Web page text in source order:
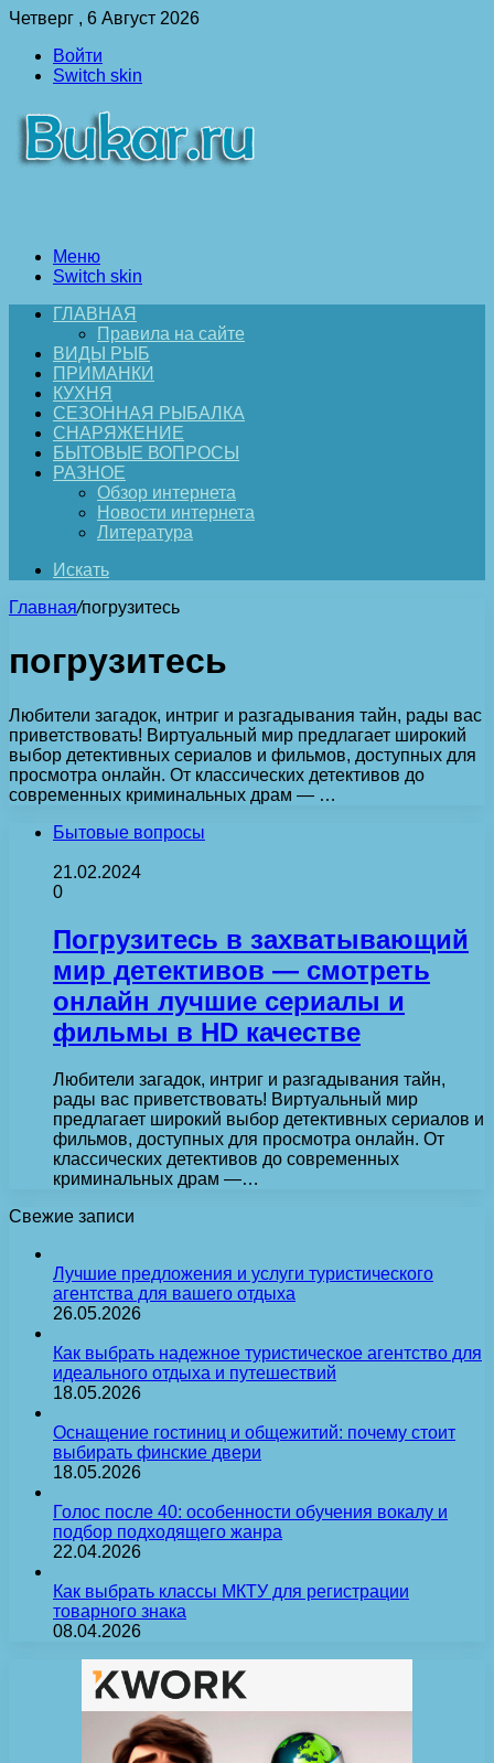
Четверг , 6 Август 2026
Войти
Switch skin
Меню
Switch skin
ГЛАВНАЯ
Правила на сайте
ВИДЫ РЫБ
ПРИМАНКИ
КУХНЯ
СЕЗОННАЯ РЫБАЛКА
СНАРЯЖЕНИЕ
БЫТОВЫЕ ВОПРОСЫ
РАЗНОЕ
Обзор интернета
Новости интернета
Литература
Искать
Главная/погрузитесь
погрузитесь
Любители загадок, интриг и разгадывания тайн, рады вас
приветствовать! Виртуальный мир предлагает широкий
выбор детективных сериалов и фильмов, доступных для
просмотра онлайн. От классических детективов до
современных криминальных драм — …
Бытовые вопросы
21.02.2024
0
Погрузитесь в захватывающий
мир детективов — смотреть
онлайн лучшие сериалы и
фильмы в HD качестве
Любители загадок, интриг и разгадывания тайн,
рады вас приветствовать! Виртуальный мир
предлагает широкий выбор детективных сериалов и
фильмов, доступных для просмотра онлайн. От
классических детективов до современных
криминальных драм —…
Свежие записи
Лучшие предложения и услуги туристического
агентства для вашего отдыха
26.05.2026
Как выбрать надежное туристическое агентство для
идеального отдыха и путешествий
18.05.2026
Оснащение гостиниц и общежитий: почему стоит
выбирать финские двери
18.05.2026
Голос после 40: особенности обучения вокалу и
подбор подходящего жанра
22.04.2026
Как выбрать классы МКТУ для регистрации
товарного знака
08.04.2026